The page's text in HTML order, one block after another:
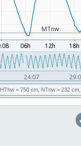
HThw = 750 cm, NTnw = 232 cm,